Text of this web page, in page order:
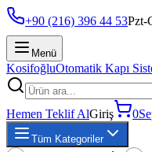
+90 (216) 396 44 53Pzt-
Menü
KosifoğluOtomatik Kapı
Hemen Teklif AlGiriş 0
Tüm Kategoriler